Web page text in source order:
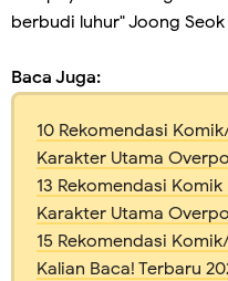
berbudi luhur" Joong
Baca Juga:
10 Rekomendasi
Karakter Utama
13 Rekomendasi
Karakter Utama
15 Rekomendasi
Kalian Baca! Terbaru